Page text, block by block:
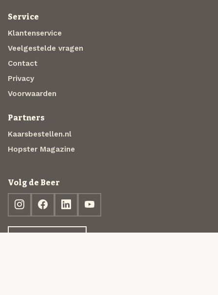
Service
Klantenservice
Veelgestelde vragen
Contact
Privacy
Voorwaarden
Partners
Kaarsbestellen.nl
Hopster Magazine
Volg de Beer